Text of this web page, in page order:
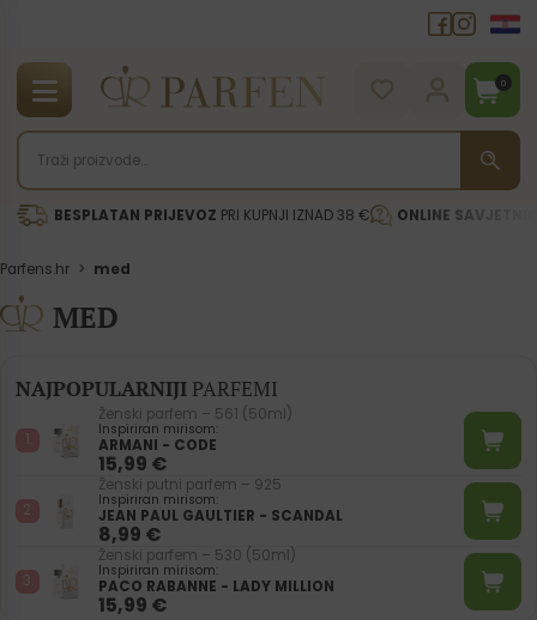
0
BESPLATAN PRIJEVOZ PRI KUPNJI IZNAD 38 € ONLINE
Parfens.hr > med
MED
NAJPOPULARNIJIPARFEMI
Ženski parfem – 561 (50ml)
Inspiriran mirisom:
ARMANI - CODE
15,99 €
Ženski putni parfem – 925
Inspiriran mirisom:
JEAN PAUL GAULTIER - SCANDAL
8,99 €
Ženski parfem – 530 (50ml)
Inspiriran mirisom:
PACO RABANNE - LADY MILLION
15,99 €